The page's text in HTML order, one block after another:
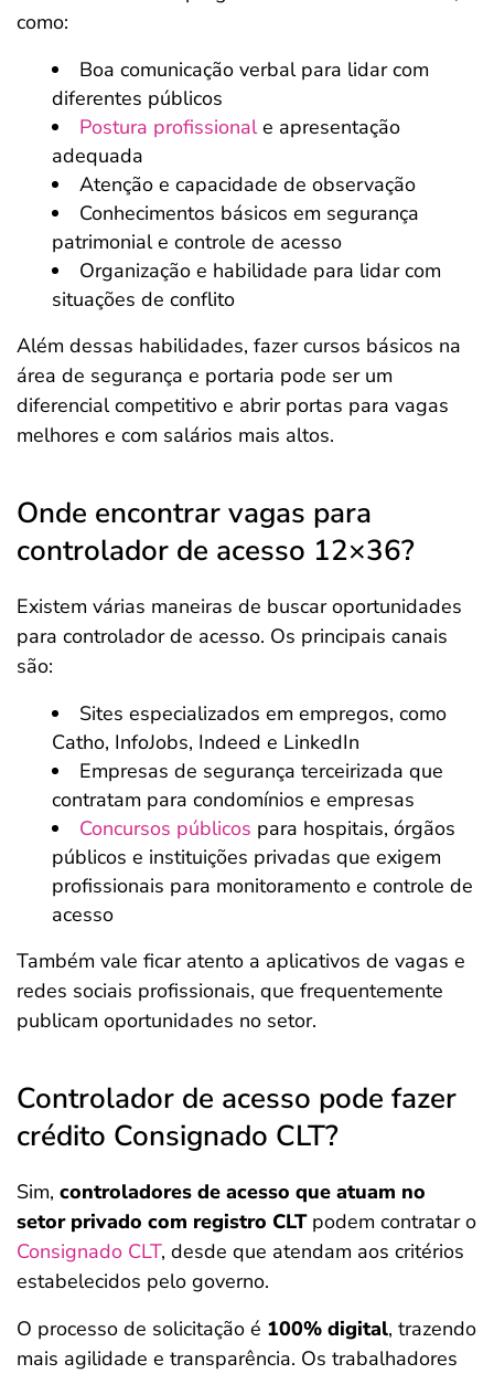
como:
Boa comunicação verbal para lidar com
diferentes públicos
Postura profissionale apresentação
adequada
Atenção e capacidade de observação
Conhecimentos básicos em segurança
patrimonial e controle de acesso
Organização e habilidade para lidar com
situações de conflito
Além dessas habilidades, fazer cursos básicos na
área de segurança e portaria pode ser um
diferencial competitivo e abrir portas para vagas
melhores e com salários mais altos.
Onde encontrar vagas para
controlador de acesso 12×36?
Existem várias maneiras de buscar oportunidades
para controlador de acesso. Os principais canais
são:
Sites especializados em empregos, como
Catho, InfoJobs, Indeed e LinkedIn
Empresas de segurança terceirizada que
contratam para condomínios e empresas
Concursos públicos para hospitais, órgãos
públicos e instituições privadas que exigem
profissionais para monitoramento e controle de
acesso
Também vale ficar atento a aplicativos de vagas e
redes sociais profissionais, que frequentemente
publicam oportunidades no setor.
Controlador de acesso pode fazer
crédito Consignado CLT?
Sim, controladores de acesso que atuam no
setor privado com registro CLTpodem contratar o
Consignado CLT, desde que atendam aos critérios
estabelecidos pelo governo.
O processo de solicitação é 100% digital, trazendo
mais agilidade e transparência. Os trabalhadores